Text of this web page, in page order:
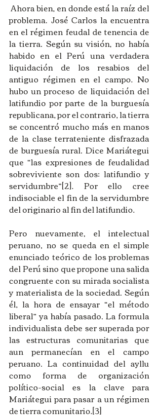
Ahora bien, en donde está la raíz del
problema. José Carlos la encuentra
en el régimen feudal de tenencia de
la tierra. Según su visión, no había
habido en el Perú una verdadera
liquidación de los resabios del
antiguo régimen en el campo. No
hubo un proceso de liquidación del
latifundio por parte de la burguesía
republicana, por el contrario, la tierra
se concentró mucho más en manos
de la clase terrateniente disfrazada
de burguesía rural. Dice Mariátegui
que “las expresiones de feudalidad
sobreviviente son dos: latifundio y
servidumbre”[2]. Por ello cree
indisociable el fin de la servidumbre
del originario al fin del latifundio.
Pero nuevamente, el intelectual
peruano, no se queda en el simple
enunciado teórico de los problemas
del Perú sino que propone una salida
congruente con su mirada socialista
y materialista de la sociedad. Según
él, la hora de ensayar “el método
liberal” ya había pasado. La formula
individualista debe ser superada por
las estructuras comunitarias que
aun permanecían en el campo
peruano. La continuidad del ayllu
como forma de organización
político-social es la clave para
Mariátegui para pasar a un régimen
de tierra comunitario.[3]